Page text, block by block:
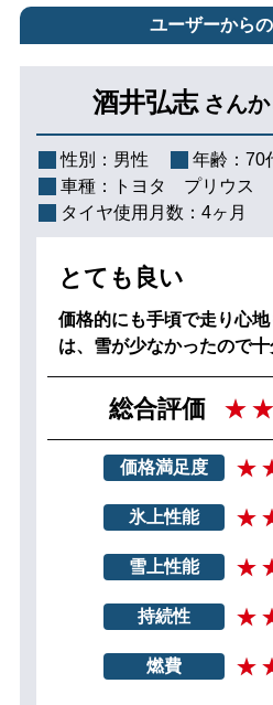
ユーザーから
酒井弘志 さん
性別： 男性 年齢： 70
車種：
トヨタ プリウス
タイヤ使用月数： 4ヶ月
とても良い
価格的にも手頃で走り心
は、雪が少なかったので十
総合評価
価格満足度
氷上性能
雪上性能
持続性
燃費